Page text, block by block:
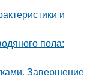
и
пола:
Завершение